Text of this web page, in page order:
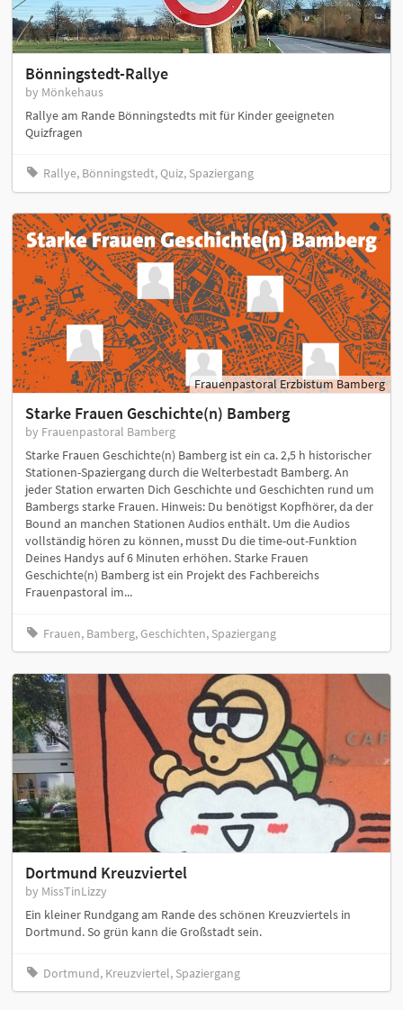
Bönningstedt-Rallye
by Mönkehaus
Rallye am Rande Bönningstedts mit für Kinder geeigneten
Quizfragen
Rallye, Bönningstedt, Quiz, Spaziergang
Frauenpastoral Erzbistum Bamberg
Starke Frauen Geschichte(n) Bamberg
by Frauenpastoral Bamberg
Starke Frauen Geschichte(n) Bamberg ist ein ca. 2,5 h historischer
Stationen-Spaziergang durch die Welterbestadt Bamberg. An
jeder Station erwarten Dich Geschichte und Geschichten rund um
Bambergs starke Frauen. Hinweis: Du benötigst Kopfhörer, da der
Bound an manchen Stationen Audios enthält. Um die Audios
vollständig hören zu können, musst Du die time-out-Funktion
Deines Handys auf 6 Minuten erhöhen. Starke Frauen
Geschichte(n) Bamberg ist ein Projekt des Fachbereichs
Frauenpastoral im...
Frauen, Bamberg, Geschichten, Spaziergang
Dortmund Kreuzviertel
by MissTinLizzy
Ein kleiner Rundgang am Rande des schönen Kreuzviertels in
Dortmund. So grün kann die Großstadt sein.
Dortmund, Kreuzviertel, Spaziergang